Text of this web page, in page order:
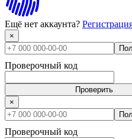
Ещё нет аккаунта?
×
Проверочный код
Проверить
×
Проверочный код